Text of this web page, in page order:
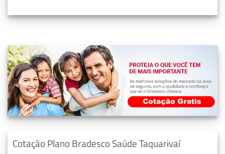
Cotação Plano Bradesco Saúde Taquarivaí